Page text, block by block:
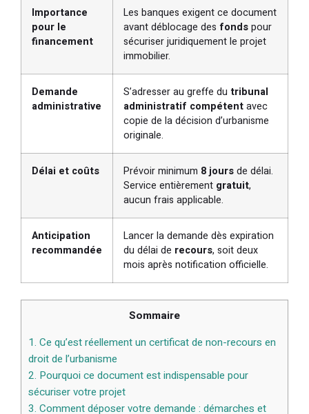
Importance
pour le
financement
Les banques exigent ce document
avant déblocage des fondspour
sécuriser juridiquement le projet
immobilier.
Demande
administrative
S’adresser au greffe du tribunal
administratif compétentavec
copie de la décision d’urbanisme
originale.
Délai et coûts Prévoir minimum 8 joursde délai.
Service entièrement gratuit,
aucun frais applicable.
Anticipation
recommandée
Lancer la demande dès expiration
du délai de recours, soit deux
mois après notification officielle.
Sommaire
1. Ce qu’est réellement un certificat de non-recours en
droit de l’urbanisme
2. Pourquoi ce document est indispensable pour
sécuriser votre projet
3. Comment déposer votre demande : démarches et